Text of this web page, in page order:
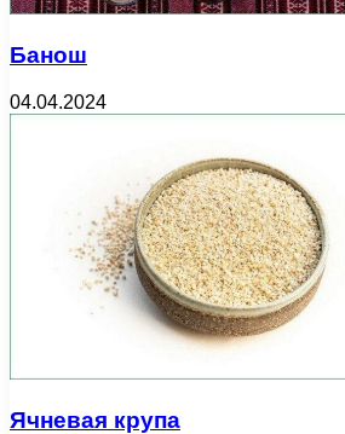
Банош
04.04.2024
Ячневая крупа